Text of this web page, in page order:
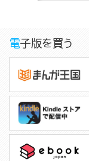
電子版を買う